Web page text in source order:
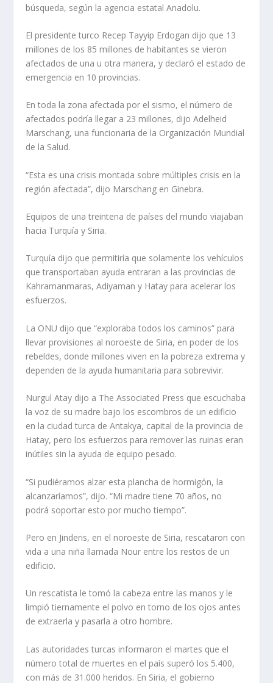
búsqueda, según la agencia estatal Anadolu.
El presidente turco Recep Tayyip Erdogan dijo que 13
millones de los 85 millones de habitantes se vieron
afectados de una u otra manera, y declaró el estado de
emergencia en 10 provincias.
En toda la zona afectada por el sismo, el número de
afectados podría llegar a 23 millones, dijo Adelheid
Marschang, una funcionaria de la Organización Mundial
de la Salud.
“Esta es una crisis montada sobre múltiples crisis en la
región afectada”, dijo Marschang en Ginebra.
Equipos de una treintena de países del mundo viajaban
hacia Turquía y Siria.
Turquía dijo que permitiría que solamente los vehículos
que transportaban ayuda entraran a las provincias de
Kahramanmaras, Adiyaman y Hatay para acelerar los
esfuerzos.
La ONU dijo que “exploraba todos los caminos” para
llevar provisiones al noroeste de Siria, en poder de los
rebeldes, donde millones viven en la pobreza extrema y
dependen de la ayuda humanitaria para sobrevivir.
Nurgul Atay dijo a The Associated Press que escuchaba
la voz de su madre bajo los escombros de un edificio
en la ciudad turca de Antakya, capital de la provincia de
Hatay, pero los esfuerzos para remover las ruinas eran
inútiles sin la ayuda de equipo pesado.
“Si pudiéramos alzar esta plancha de hormigón, la
alcanzaríamos”, dijo. “Mi madre tiene 70 años, no
podrá soportar esto por mucho tiempo”.
Pero en Jinderis, en el noroeste de Siria, rescataron con
vida a una niña llamada Nour entre los restos de un
edificio.
Un rescatista le tomó la cabeza entre las manos y le
limpió tiernamente el polvo en torno de los ojos antes
de extraerla y pasarla a otro hombre.
Las autoridades turcas informaron el martes que el
número total de muertes en el país superó los 5.400,
con más de 31.000 heridos. En Siria, el gobierno